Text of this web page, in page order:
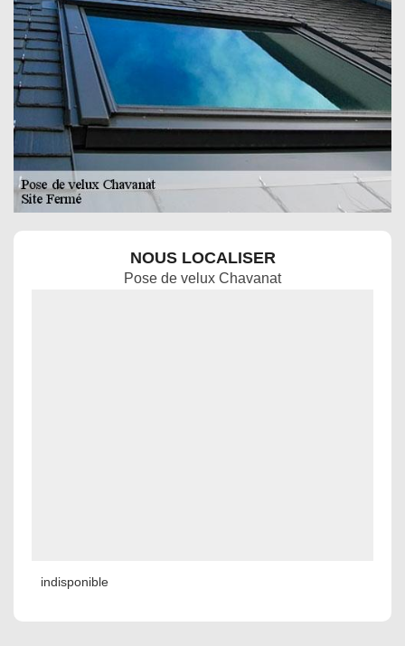
NOUS LOCALISER
Pose de velux Chavanat
indisponible